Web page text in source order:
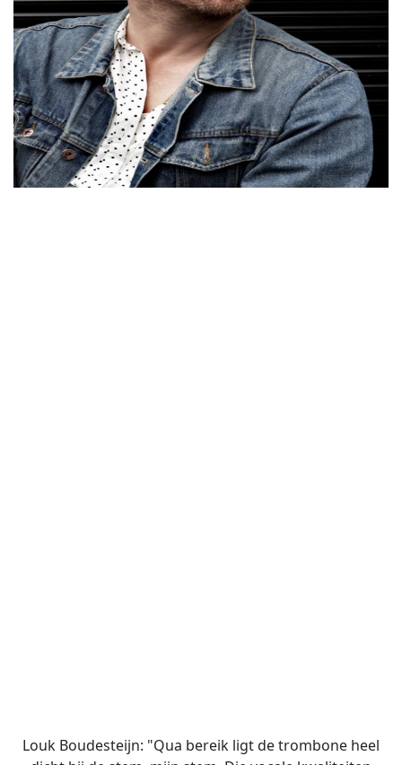
Louk Boudesteijn: "Qua bereik ligt de trombone heel